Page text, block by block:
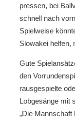
pressen, bei
schnell nach
Spielweise
Slowakei helfen,
Gute
den
rausgespielte
Lobgesänge mit
„Die Mannschaft